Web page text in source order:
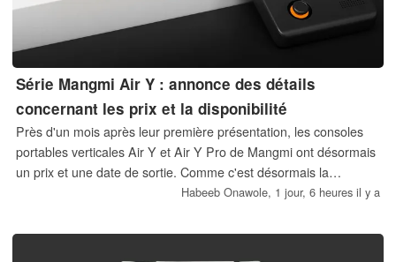
Série Mangmi Air Y : annonce des détails
concernant les prix et la disponibilité
Près d'un mois après leur première présentation, les consoles
portables verticales Air Y et Air Y Pro de Mangmi ont désormais
un prix et une date de sortie. Comme c'est désormais la
tendance dans le secteur des consoles portables rétro, un prix
soit pour une durée limitée.
Habeeb Onawole, 1 jour, 6 heures il y a